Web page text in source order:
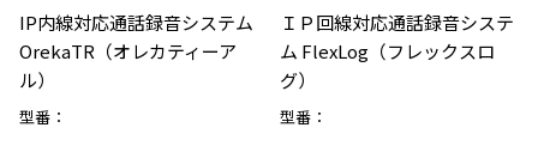
IP内線対応通話録音システム
OrekaTR（オレカティーア
ル）
型番：
ＩＰ回線対応通話録音システ
ム FlexLog（フレックスロ
グ）
型番：